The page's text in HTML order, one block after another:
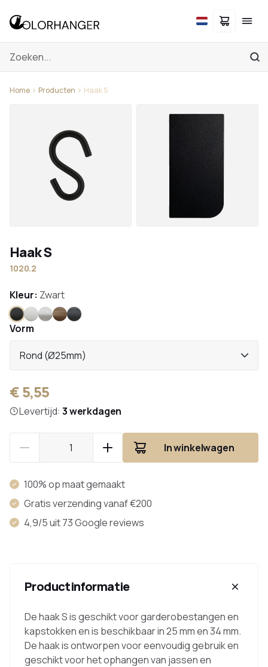
Home Producten Haak S
Haak S
1020.2
Kleur: Zwart
Zwart
WitRVSBronsAntraciet
Vorm
Rond (Ø25mm)
€ 5,55
Levertijd: 3 werkdagen
In winkelwagen
100% op maat gemaakt
Gratis verzending vanaf €200
4,9/5 uit 73 Google reviews
Productinformatie
De haak S is geschikt voor garderobestangen en
kapstokken en is beschikbaar in 25 mm en 34 mm.
De haak is ontworpen voor eenvoudig gebruik en
geschikt voor het ophangen van jassen en